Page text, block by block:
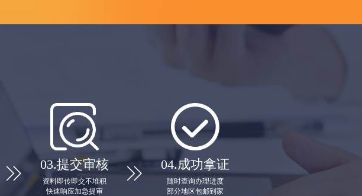
 03.提交审核
资料即传即交不堆积
快速响应加急提审
 04.成功拿证
随时查询办理进度
部分地区包邮到家